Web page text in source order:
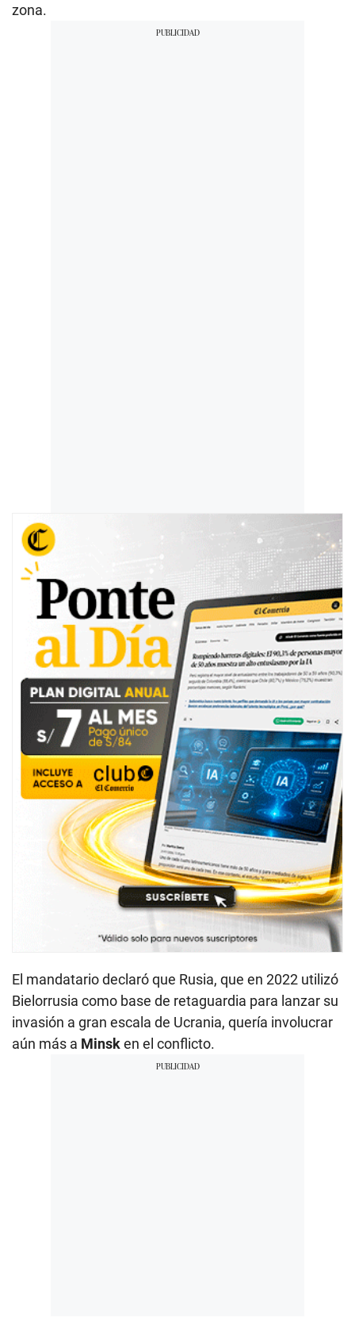
zona.
El mandatario declaró que Rusia, que en 2022 utilizó
Bielorrusia como base de retaguardia para lanzar su
invasión a gran escala de Ucrania, quería involucrar
aún más a Minsken el conflicto.